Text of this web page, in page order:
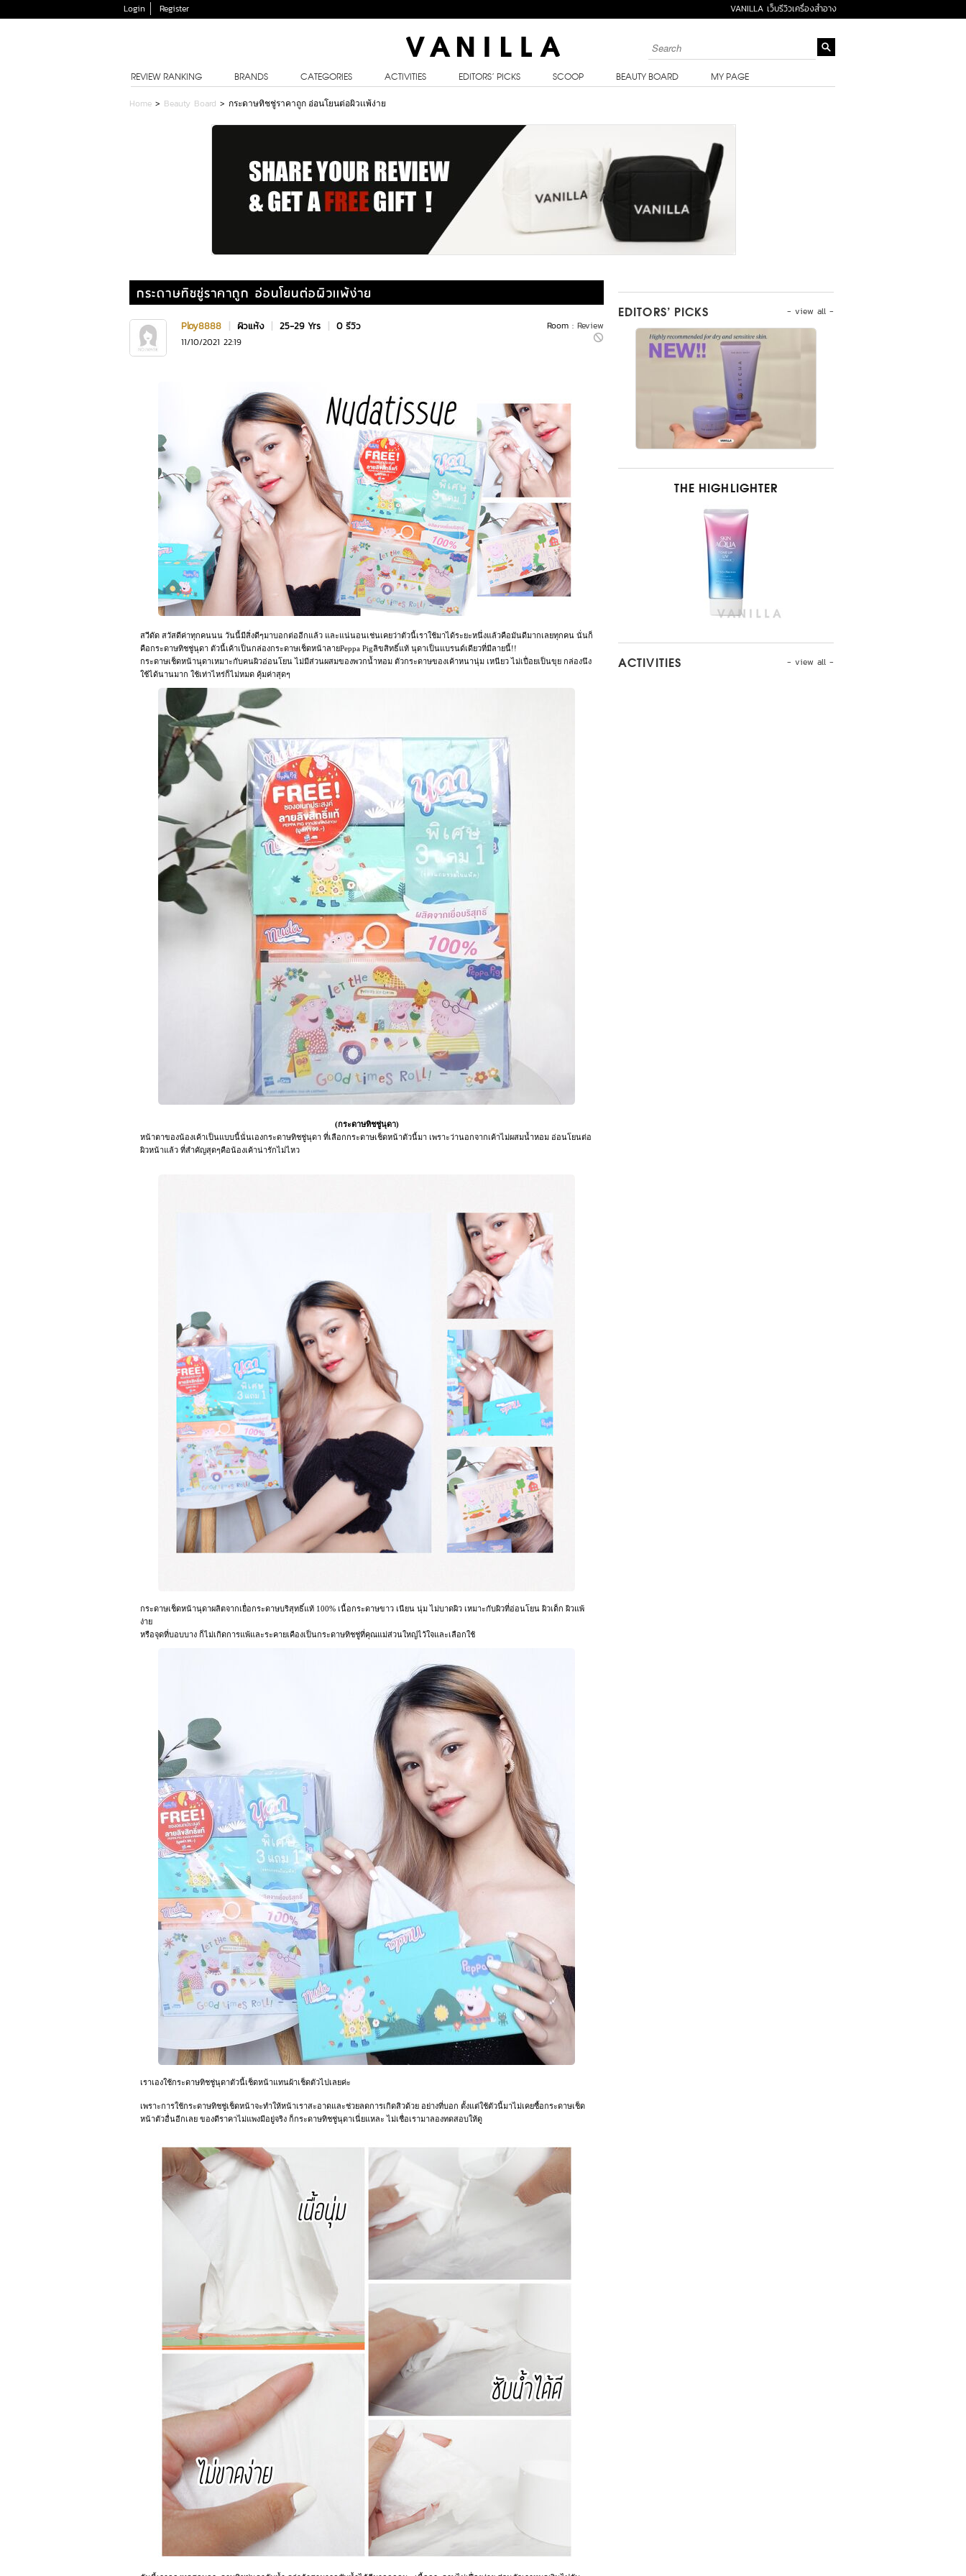
Login Register VANILLA เว็บรีวิวเครื่องสำอาง
REVIEW RANKING BRANDS CATEGORIES ACTIVITIES EDITORS’ PICKS SCOOP BEAUTY BOARD MY PAGE
Home > Beauty Board > กระดาษทิชชู่ราคาถูก อ่อนโยนต่อผิวเเพ้ง่าย
กระดาษทิชชู่ราคาถูก อ่อนโยนต่อผิวเเพ้ง่าย
Room : Review
Ploy8888 | ผิวแห้ง | 25-29 Yrs | 0 รีวิว
11/10/2021 22:19
สวีดัด สวัสดีค่าทุกคนนน วันนี้มีสิ่งดีๆมาบอกต่ออีกแล้ว และแน่นอนเช่นเคยว่าตัวนี้เราใช้มาได้ระยะหนึ่งแล้วคือมันดีมากเลยทุกคน นั่นก็
คือกระดาษทิชชู่นุดา ตัวนี้เค้าเป็นกล่องกระดาษเช็ดหน้าลายPeppa Pigลิขสิทธิ์แท้ นุดาเป็นแบรนด์เดียวที่มีลายนี้!!
กระดาษเช็ดหน้านุดาเหมาะกับคนผิวอ่อนโยน ไม่มีส่วนผสมของพวกน้ำหอม ตัวกระดาษของเค้าหนานุ่ม เหนียว ไม่เปื่อยเป็นขุย กล่องนึง
ใช้ได้นานมาก ใช้เท่าไหร่ก็ไม่หมด คุ้มค่าสุดๆ
(กระดาษทิชชู่นุดา)
หน้าตาของน้องเค้าเป็นแบบนี้นั่นเองกระดาษทิชชู่นุดา ที่เลือกกระดาษเช็ดหน้าตัวนี้มา เพราะว่านอกจากเค้าไม่ผสมน้ำหอม อ่อนโยนต่อ
ผิวหน้าแล้ว ที่สำคัญสุดๆคือน้องเค้าน่ารักไม่ไหว
กระดาษเช็ดหน้านุดาผลิตจากเยื่อกระดาษบริสุทธิ์แท้ 100% เนื้อกระดาษขาว เนียน นุ่ม ไม่บาดผิว เหมาะกับผิวที่อ่อนโยน ผิวเด็ก ผิวแพ้
ง่าย
หรือจุดที่บอบบาง ก็ไม่เกิดการแพ้และระคายเคืองเป็นกระดาษทิชชู่ที่คุณแม่ส่วนใหญ่ไว้ใจและเลือกใช้
เราเองใช้กระดาษทิชชู่นุดาตัวนี้เช็ดหน้าแทนผ้าเช็ดตัวไปเลยค่ะ
เพราะการใช้กระดาษทิชชู่เช็ดหน้าจะทำให้หน้าเราสะอาดและช่วยลดการเกิดสิวด้วย อย่างที่บอก ตั้งแต่ใช้ตัวนี้มาไม่เคยซื้อกระดาษเช็ด
หน้าตัวอื่นอีกเลย ของดีราคาไม่แพงมีอยู่จริง ก็กระดาษทิชชู่นุดาเนี่ยแหละ ไม่เชื่อเรามาลองทดสอบให้ดู
- view all -
EDITORS’ PICKS
THE HIGHLIGHTER
- view all -
ACTIVITIES